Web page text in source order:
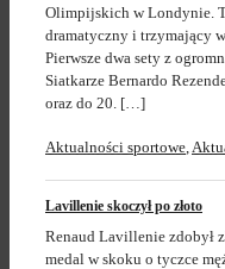
Olimpijskich w Londynie.
dramatyczny i trzymający
Pierwsze dwa sety z
Siatkarze Bernardo
oraz do 20. […]
Aktualności sportowe,
Lavillenie skoczył po złoto
Renaud Lavillenie zdobył
medal w skoku o tyczce